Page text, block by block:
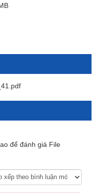
để đánh giá File